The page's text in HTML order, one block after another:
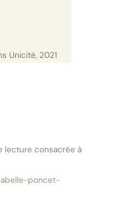
Unicité, 2021
lecture consacrée à
poncet-